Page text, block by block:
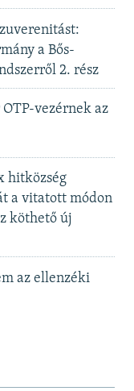
a Bős-
2. rész
vezérnek az
hitközség
a vitatott módon
köthető új
az ellenzéki